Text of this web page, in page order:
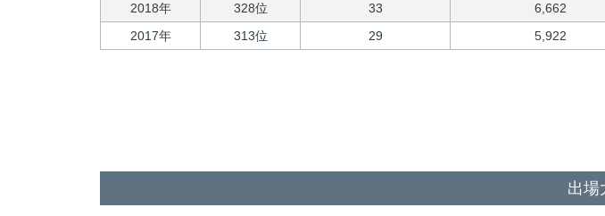
2018年
328位 33 6,662
2017年
313位 29 5,922
出場